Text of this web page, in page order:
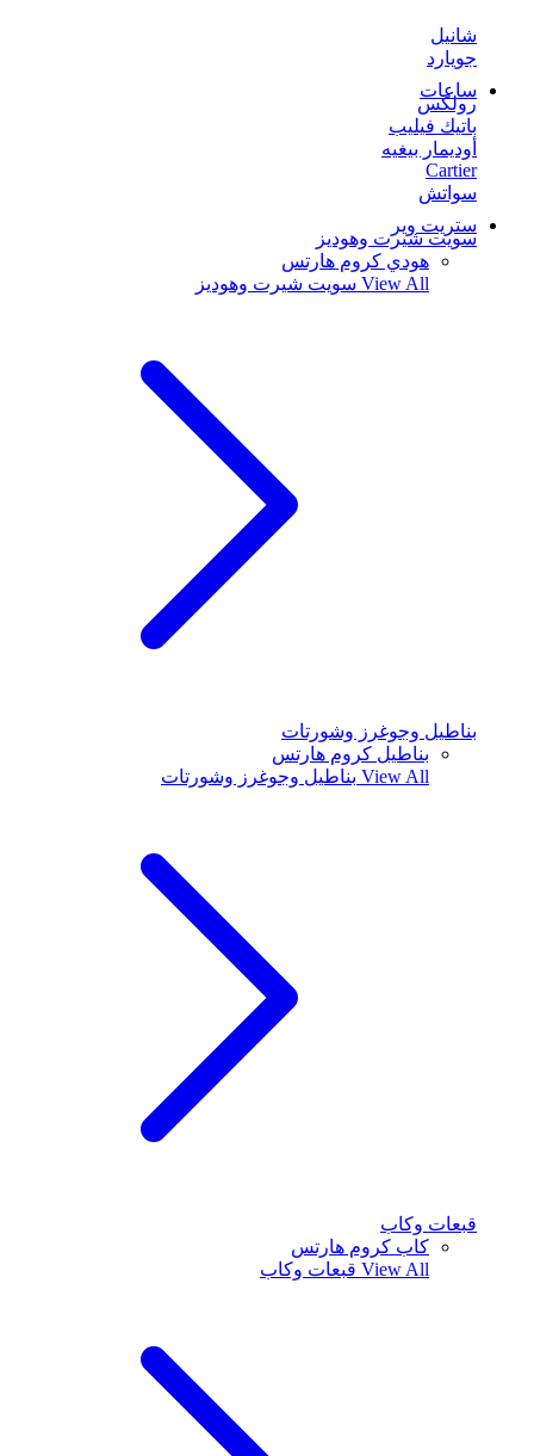
شانيل
جويارد
ساعات
رولكس
باتيك فيليب
أوديمار بيغيه
Cartier
سواتش
ستريت وير
سويت شيرت وهوديز
هودي كروم هارتس
View All سويت شيرت وهوديز
بناطيل وجوغرز وشورتات
بناطيل كروم هارتس
View All بناطيل وجوغرز وشورتات
قبعات وكاب
كاب كروم هارتس
View All قبعات وكاب